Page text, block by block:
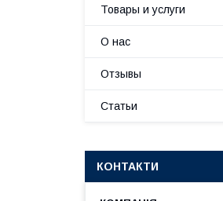
Товары и услуги
О нас
Отзывы
Статьи
КОНТАКТИ